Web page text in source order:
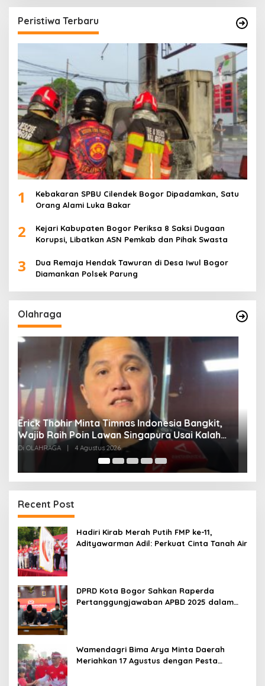
Peristiwa Terbaru
1
Kebakaran SPBU Cilendek Bogor Dipadamkan, Satu
Orang Alami Luka Bakar
2
Kejari Kabupaten Bogor Periksa 8 Saksi Dugaan
Korupsi, Libatkan ASN Pemkab dan Pihak Swasta
3
Dua Remaja Hendak Tawuran di Desa Iwul Bogor
Diamankan Polsek Parung
Olahraga
Vietnam Permalukan Indonesia 3-0 di
Pakansari, Garuda Gagal Manfaatkan Laga
Kandang
Di OLAHRAGA | 4 Agustus 2026
Recent Post
Hadiri Kirab Merah Putih FMP ke-11,
Adityawarman Adil: Perkuat Cinta Tanah Air
DPRD Kota Bogor Sahkan Raperda
Pertanggungjawaban APBD 2025 dalam
Wamendagri Bima Arya Minta Daerah
Meriahkan 17 Agustus dengan Pesta